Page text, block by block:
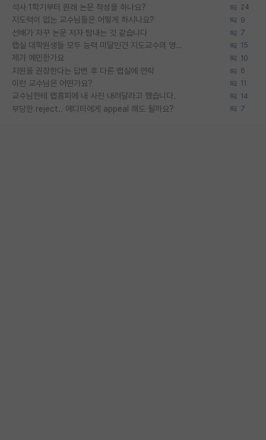
석사 1학기부터 원래 논문 작성을 하나요? 24
지도력이 없는 교수님들은 어떻게 하시나요? 9
선배가 자꾸 논문 저자 탐내는 것 같습니다 7
랩실 대학원생들 모두 능력 미달인건 지도교수의 영향 아닌가? 15
제가 예민한가요 10
지원을 권장한다는 답변 후 다른 랩실에 연락 6
이런 교수님은 어떤가요? 11
교수님한테 랩홈피에 내 사진 내려달라고 했습니다. 14
부당한 reject.. 에디터에게 appeal 해도 될까요? 7